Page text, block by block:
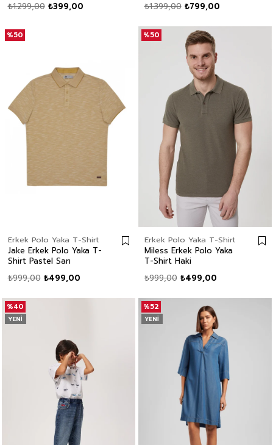
₺399,00
₺1.299,00
₺799,00
₺1.399,00
Erkek Polo Yaka T-Shirt
Jake Erkek Polo Yaka T-
Shirt Pastel Sarı
₺499,00
₺999,00
%50
Erkek Polo Yaka T-Shirt
Miless Erkek Polo Yaka
T-Shirt Haki
₺499,00
₺999,00
%50
%40
YENI
%52
YENI